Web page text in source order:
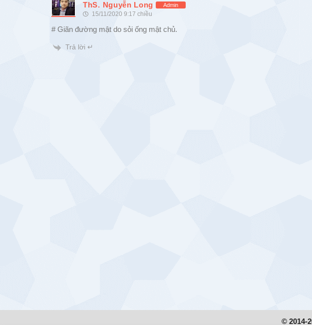
ThS. Nguyễn Long Admin
15/11/2020 9:17 chiều
# Giãn đường mật do sỏi ống mật chủ.
Trả lời ↵
© 2014-